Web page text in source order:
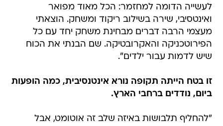
לעשייה הדומה למחזמר: הכל מאוד מפואר
ואינטסיבי, שירה בשילוב ריקוד ומשחק. הוצאתי
מעצמי הרבה דברים מבחינת משחק יחד עם כל
הפירוטכניקה והאקרובטיקה. שם הבנתי את הכוח
שיש לדמות עבור ילדים".
זו בטח הייתה תקופה נורא אינטנסיבית, כמה הופעות
ביום, נודדים ברחבי הארץ.
"להחליף תלבושות באיזה שלב זה אוטומט, אבל